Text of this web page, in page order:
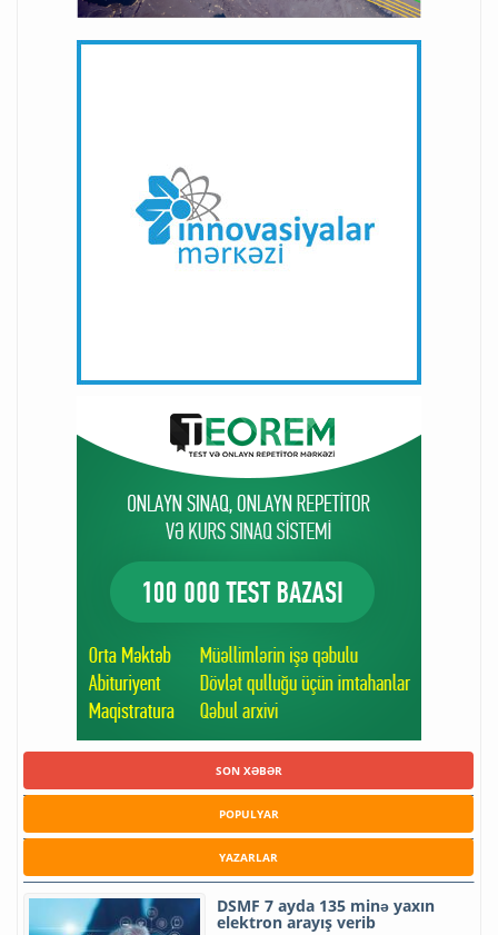
SON XƏBƏR
POPULYAR
YAZARLAR
DSMF 7 ayda 135 minə yaxın
elektron arayış verib